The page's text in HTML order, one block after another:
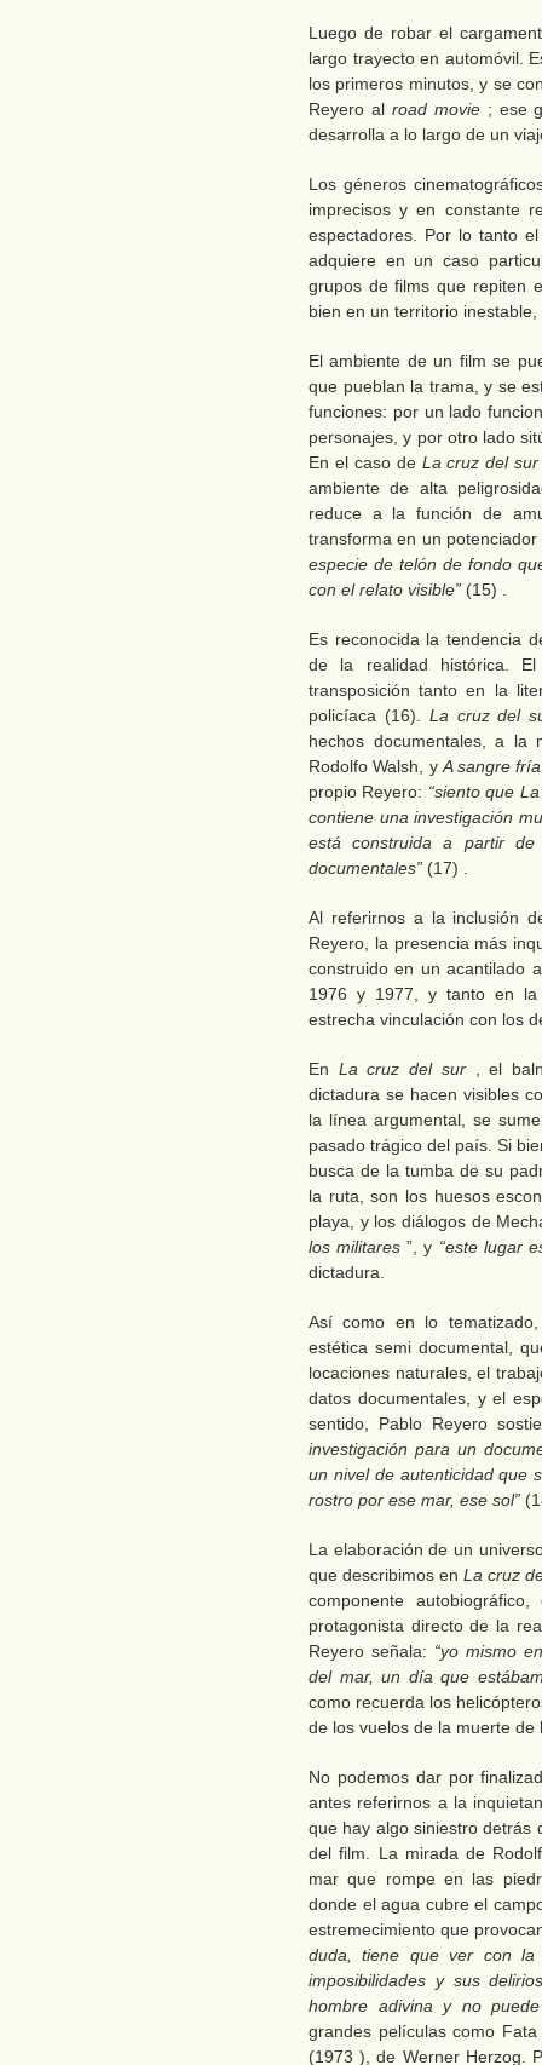
Luego de robar el
largo trayecto en automóvil.
los primeros minutos, y se
Reyero al road movie ; ese
desarrolla a lo largo de un
Los géneros
imprecisos y en constante
espectadores. Por lo tanto
adquiere en un caso
grupos de films que repiten
bien en un territorio
El ambiente de un film se
que pueblan la trama, y se
funciones: por un lado
personajes, y por otro lado
En el caso de La cruz del
ambiente de alta
reduce a la función de
transforma en un
especie de telón de fondo
con el relato visible” (15) .
Es reconocida la tendencia
de la realidad histórica.
transposición tanto en la
policíaca (16). La cruz del
hechos documentales, a la
Rodolfo Walsh, y A sangre
propio Reyero: “siento que
contiene una investigación
está construida a partir
documentales” (17) .
Al referirnos a la inclusión
Reyero, la presencia más
construido en un acantilado
1976 y 1977, y tanto en la
estrecha vinculación con los
En La cruz del sur
, el
dictadura se hacen visibles
la línea argumental, se
pasado trágico del país. Si
busca de la tumba de su
la ruta, son los huesos
playa, y los diálogos de
los militares”, y “este lugar
dictadura.
Así como en lo
estética semi documental,
locaciones naturales, el
datos documentales, y el
sentido, Pablo Reyero
investigación para un
un nivel de autenticidad que
rostro por ese mar, ese sol”
La elaboración de un
que describimos en La cruz
componente
protagonista directo de la
Reyero señala: “yo mismo
del mar, un día que
como recuerda los
de los vuelos de la muerte de
No podemos dar por
antes referirnos a la
que hay algo siniestro detrás
del film. La mirada de
mar que rompe en las
donde el agua cubre el
estremecimiento que
duda, tiene que ver con la
imposibilidades y sus
hombre adivina y no
grandes películas como
(1973 ), de Werner Herzog.